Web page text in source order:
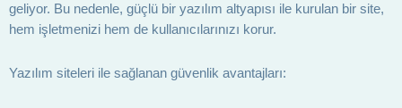
geliyor. Bu nedenle, güçlü bir yazılım altyapısı ile kurulan bir site,
hem işletmenizi hem de kullanıcılarınızı korur.
Yazılım siteleri ile sağlanan güvenlik avantajları: